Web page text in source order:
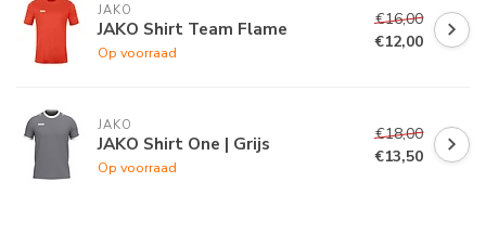
JAKO
JAKO Shirt Team Flame
Op voorraad
€16,00
€12,00
JAKO
JAKO Shirt One | Grijs
Op voorraad
€18,00
€13,50